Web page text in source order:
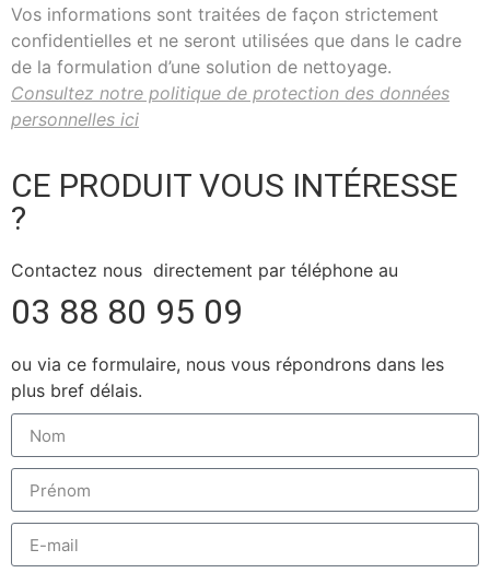
Vos informations sont traitées de façon strictement
confidentielles et ne seront utilisées que dans le cadre
de la formulation d’une solution de nettoyage.
Consultez notre politique de protection des données
personnelles ici
CE PRODUIT VOUS INTÉRESSE
?
Contactez nous directement par téléphone au
03 88 80 95 09
ou via ce formulaire, nous vous répondrons dans les
plus bref délais.